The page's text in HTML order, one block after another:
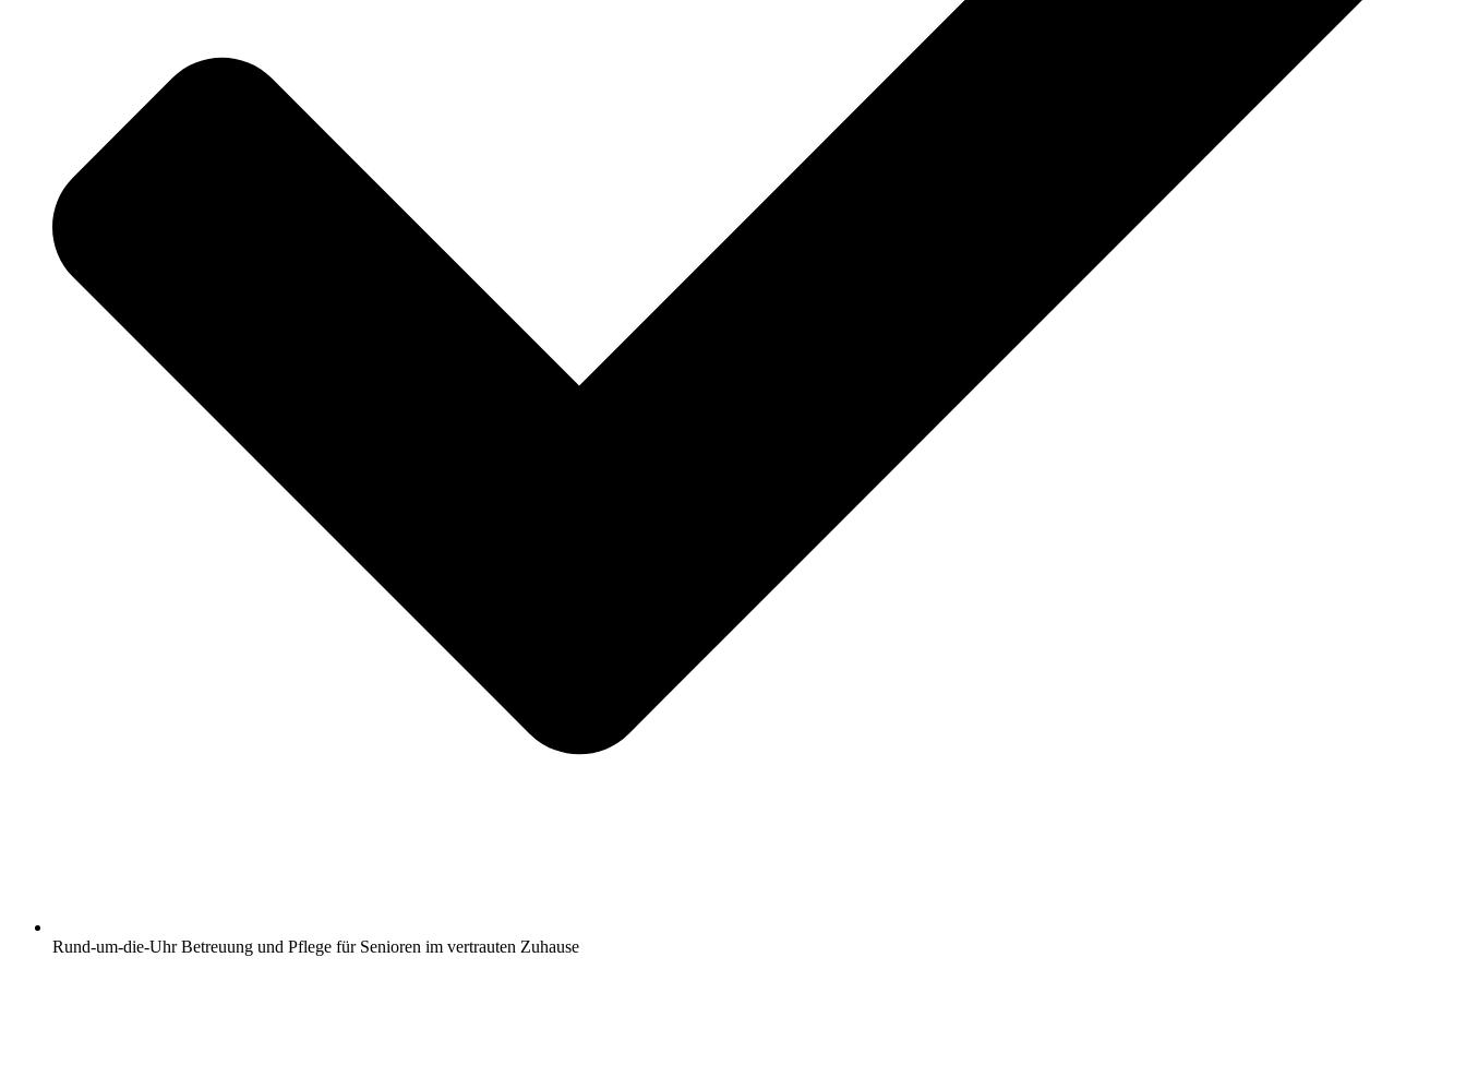
Rund-um-die-Uhr Betreuung und Pflege für Senioren im vertrauten Zuhause